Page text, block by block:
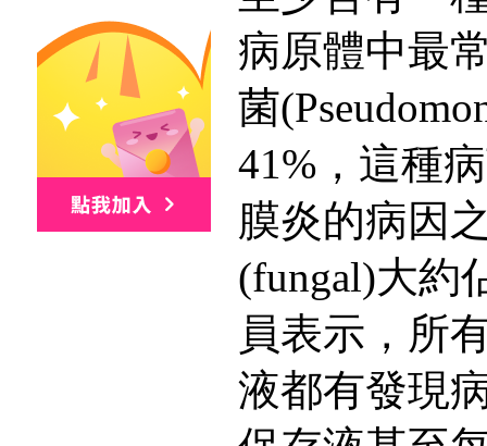
病原體中最
菌
41%，這種
膜炎的病因
(fungal)大約
員表示，所
液都有發現